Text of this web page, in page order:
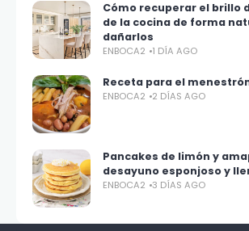
Cómo recuperar el brillo
de la cocina de forma
dañarlos
ENBOCA2 1 DÍA AGO
Receta para el
ENBOCA2 2 DÍAS AGO
Pancakes de limón y
desayuno esponjoso y
ENBOCA2 3 DÍAS AGO